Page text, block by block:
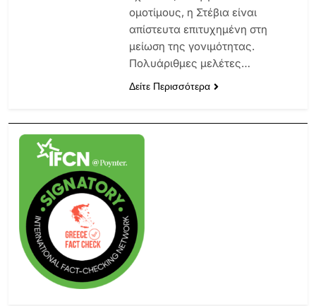
ομοτίμους, η Στέβια είναι
απίστευτα επιτυχημένη στη
μείωση της γονιμότητας.
Πολυάριθμες μελέτες…
Δείτε Περισσότερα